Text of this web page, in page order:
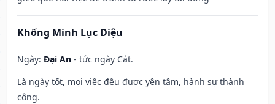
Khổng Minh Lục Diệu
Ngày: Đại An - tức ngày Cát.
Là ngày tốt, mọi việc đều được yên tâm, hành sự thành
công.